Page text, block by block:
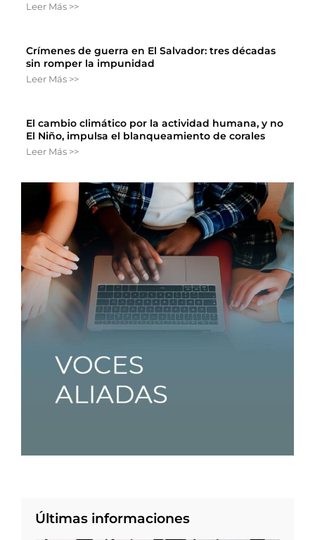
Leer Más >>
Crímenes de guerra en El Salvador: tres décadas
sin romper la impunidad
Leer Más >>
El cambio climático por la actividad humana, y no
El Niño, impulsa el blanqueamiento de corales
Leer Más >>
Últimas informaciones